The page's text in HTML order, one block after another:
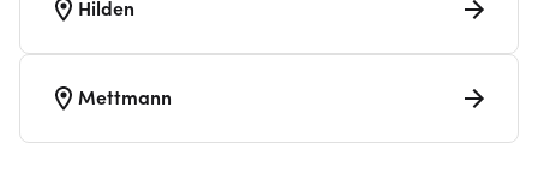
Hilden
Mettmann